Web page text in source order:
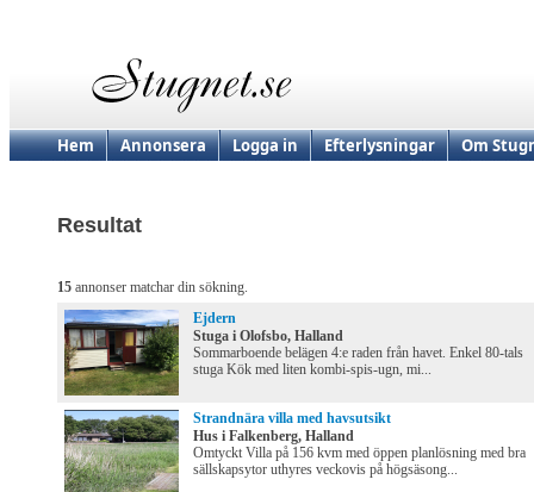
Hem Annonsera Logga in Efterlysningar Om
Resultat
15 annonser matchar din sökning.
Ejdern
Stuga i Olofsbo, Halland
Sommarboende belägen 4:e raden från havet. Enkel 80-tals
stuga Kök med liten kombi-spis-ugn, mi...
Strandnära villa med havsutsikt
Hus i Falkenberg, Halland
Omtyckt Villa på 156 kvm med öppen planlösning med bra
sällskapsytor uthyres veckovis på högsäsong...